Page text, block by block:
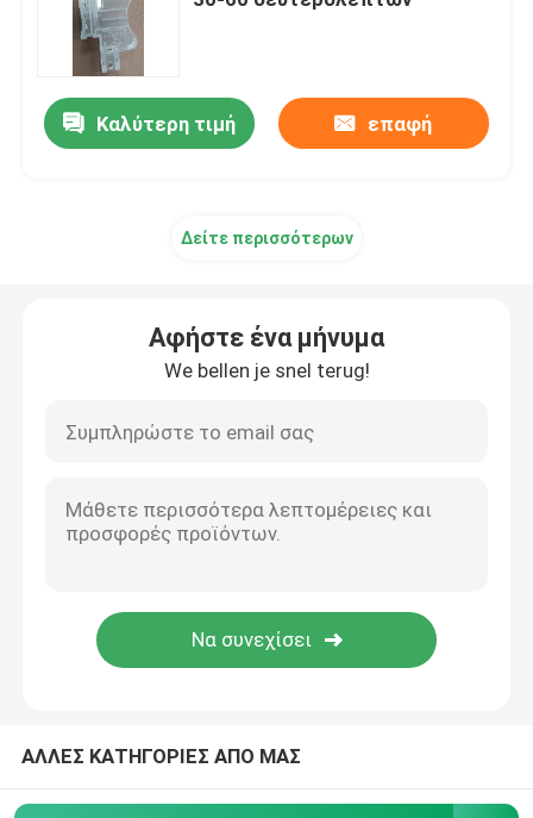
Μέρη υλικού ακρίβειας
Μέρη ρίψεων κύβων
Φόρμα εγχύσεων σιλικόνης
Μέρη τηλεπικοινωνιών
Πλαστικά ιατρικά μέρη σχηματοποίησης εγχύσεων
Ηλεκτρονικά ανταλλακτικά
Καλύτερη τιμή επαφή
Δείτε περισσότερων
Αφήστε ένα μήνυμα
We bellen je snel terug!
ΑΛΛΕΣ ΚΑΤΗΓΟΡΙΕΣ ΑΠΟ ΜΑΣ